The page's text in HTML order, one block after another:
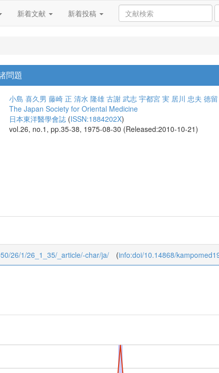
新着文献 新着投稿
問題
小島 喜久男 藤崎 正 清水 隆雄 古謝 武志 宇都宮 実 居川 忠夫 徳
The Japan Society for Oriental Medicine
日本東洋醫學會誌 (ISSN:1884202X)
vol.26, no.1, pp.35-38, 1975-08-30 (Released:2010-10-21)
26/1/26_1_35/_article/-char/ja/ (info:doi/10.14868/